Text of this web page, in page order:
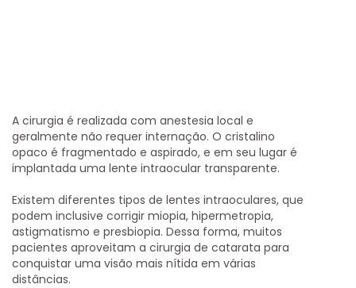
A cirurgia é realizada com anestesia local e
geralmente não requer internação. O cristalino
opaco é fragmentado e aspirado, e em seu lugar é
implantada uma lente intraocular transparente.
Existem diferentes tipos de lentes intraoculares, que
podem inclusive corrigir miopia, hipermetropia,
astigmatismo e presbiopia. Dessa forma, muitos
pacientes aproveitam a cirurgia de catarata para
conquistar uma visão mais nítida em várias
distâncias.